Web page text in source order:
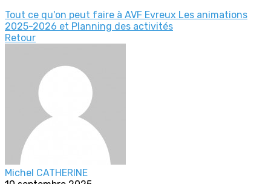
Tout ce qu'on peut faire à AVF Evreux Les animations
2025-2026 et Planning des activités
Retour
Michel CATHERINE